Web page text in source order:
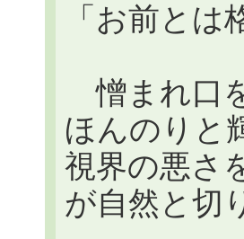
「お前と
憎まれ口
ほんのりと
視界の悪さ
が自然と切